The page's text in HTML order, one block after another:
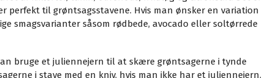
perfekt til grøntsagsstavene. Hvis man ønsker en variation
smagsvarianter såsom rødbede, avocado eller soltørrede
bruge et juliennejern til at skære grøntsagerne i tynde
i stave med en kniv, hvis man ikke har et juliennejern.